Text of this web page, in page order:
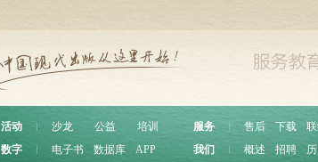
活动 沙龙 公益
培训
数字
电子书 数据库 APP
服务 ︱ 售后 下载
我们
概述 招聘